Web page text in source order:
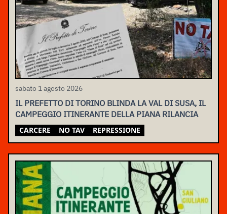
sabato 1 agosto 2026
IL PREFETTO DI TORINO BLINDA LA VAL DI SUSA, IL
CAMPEGGIO ITINERANTE DELLA PIANA RILANCIA
CARCERE NO TAV REPRESSIONE